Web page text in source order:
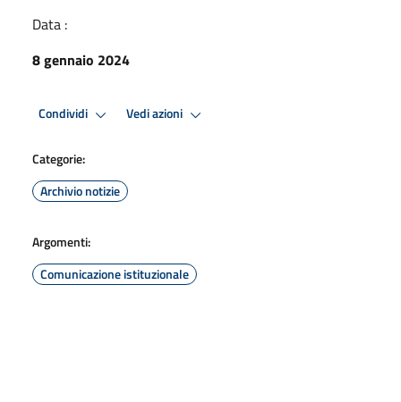
Data :
8 gennaio 2024
Condividi Vedi azioni
Categorie:
Archivio notizie
Argomenti:
Comunicazione istituzionale